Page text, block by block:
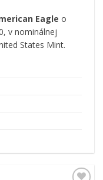
Eagle o
v nominálnej
States Mint.